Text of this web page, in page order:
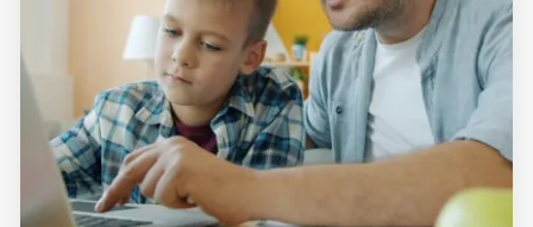
5 Günde İngilizce
İngilizce
Dil Eğitimi
En Hızlı İngilizce
En Kolay İngilizce